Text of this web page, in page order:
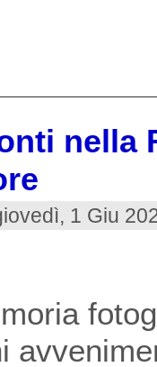
nella
1 Giu